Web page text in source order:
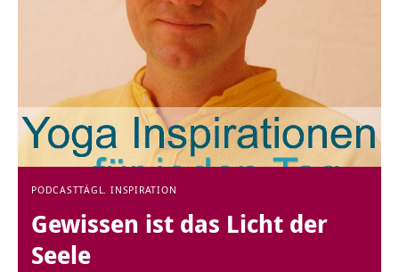
PODCASTTÄGL. INSPIRATION
Gewissen ist das Licht der
Seele